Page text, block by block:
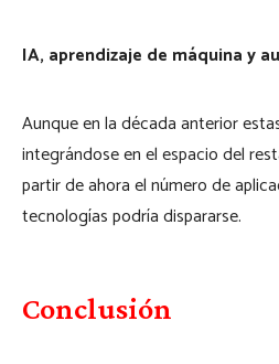
IA, aprendizaje de máquina y
Aunque en la década anterior
integrándose en el espacio del
partir de ahora el número de
tecnologías podría dispararse.
Conclusión